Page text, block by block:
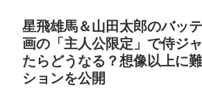
星飛雄馬＆山田太郎のバッ
画の「主人公限定」で侍ジ
たらどうなる？想像以上に
ションを公開